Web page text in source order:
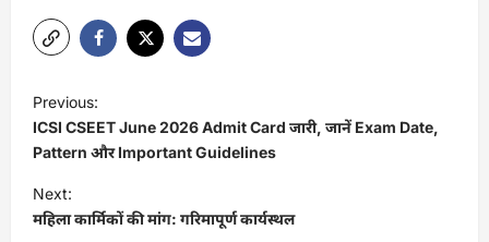
o
s
t
n
Previous:
ICSI CSEET June 2026 Admit Card जारी, जानें Exam Date,
Pattern और Important Guidelines
Next:
महिला कार्मिकों की मांग: गरिमापूर्ण कार्यस्थल